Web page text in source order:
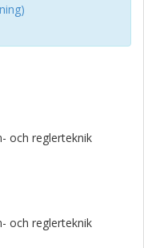
och reglerteknik
och reglerteknik